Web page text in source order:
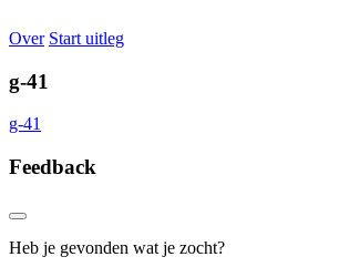
Over Start uitleg
g-41
g-41
Feedback
Heb je gevonden wat je zocht?